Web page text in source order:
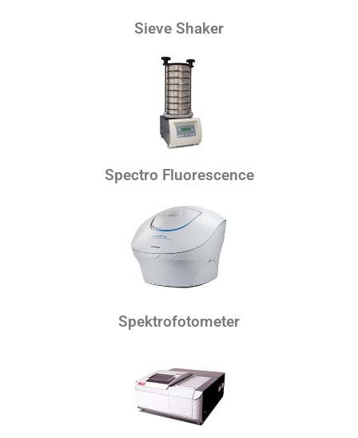
Sieve Shaker
Spectro Fluorescence
Spektrofotometer